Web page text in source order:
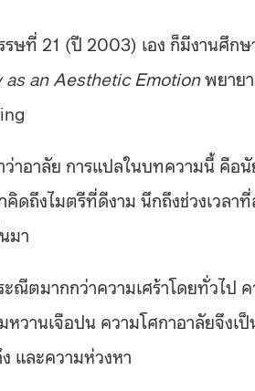
ษที่ 21 (ปี 2003) เอง ก็มีงานศึก
as an Aesthetic Emotionพยาย
าอาลัย การแปลในบทความนี้ คือ
ดถึงไมตรีที่ดีงาม นึกถึงช่วงเวลา
มา
ณีตมากกว่าความเศร้าโดยทั่วไป
วานเจือปน ความโศกาอาลัยจึงเ
และความห่วงหา